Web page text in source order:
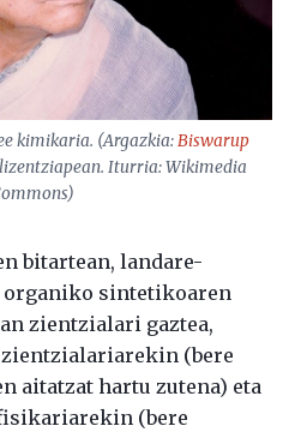
kimikaria. (Argazkia:Biswarup
lizentziapean. Iturria: Wikimedia
bitartean, landare-
sintetikoaren
zientzialari gaztea,
zientzialariarekin (bere
aitatzat hartu zutena) eta
(bere